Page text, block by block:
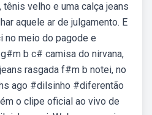
tênis velho e uma calça jeans
aquele ar de julgamento. E
no meio do pagode e
b c# camisa do nirvana,
rasgada f#m b notei, no
ago #dilsinho #diferentão
o clipe oficial ao vivo de